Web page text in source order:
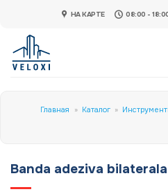
content
НА КАРТЕ 08:00 -
Главная » Каталог »
Banda adeziva